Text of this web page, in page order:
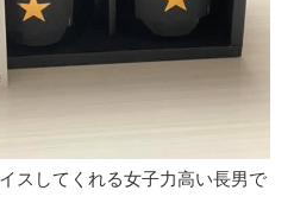
スしてくれる女子力高い長男で